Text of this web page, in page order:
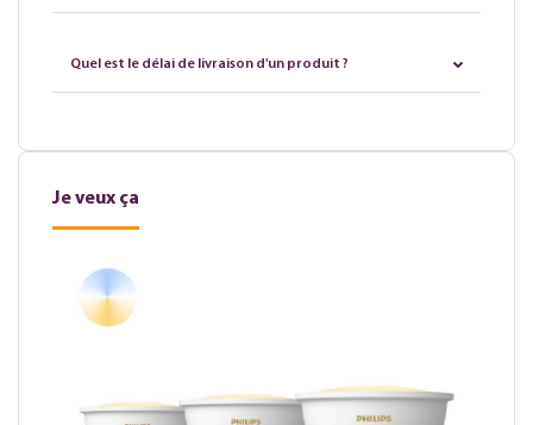
Quel est le délai de livraison d'un produit ?
Je veux ça